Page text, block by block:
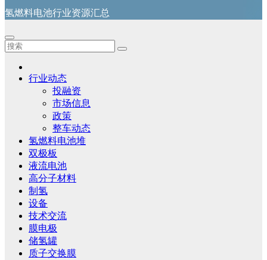
氢燃料电池行业资源汇总
行业动态
投融资
市场信息
政策
整车动态
氢燃料电池堆
双极板
液流电池
高分子材料
制氢
设备
技术交流
膜电极
储氢罐
质子交换膜